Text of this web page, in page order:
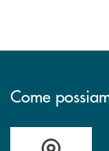
Come
Accedi all' elenco